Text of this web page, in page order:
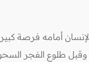
أمامه فرصة
وقبل طلوع الفجر